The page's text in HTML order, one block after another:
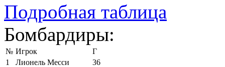
Подробная таблица
Бомбардиры:
№ Игрок
Г
1
Лионель Месси
36